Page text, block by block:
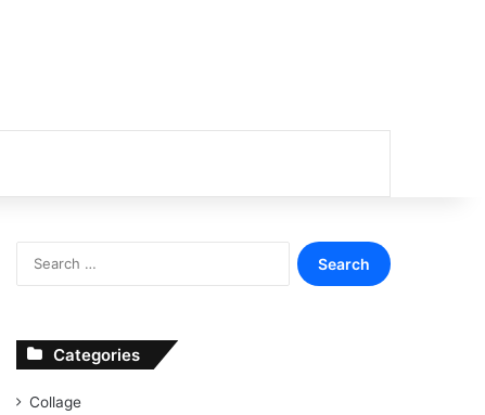
Search
for:
Categories
Collage